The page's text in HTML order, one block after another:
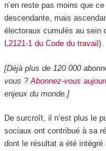
n’en reste pas moins que
descendante, mais
électoraux cumulés au sein
L2121-1 du Code du travail ).
[Déjà plus de 120 000
vous ? Abonnez-vous
enjeux du monde.]
De surcroît, il n’est plus le
sociaux ont contribué à sa
dont le résultat a été intégré